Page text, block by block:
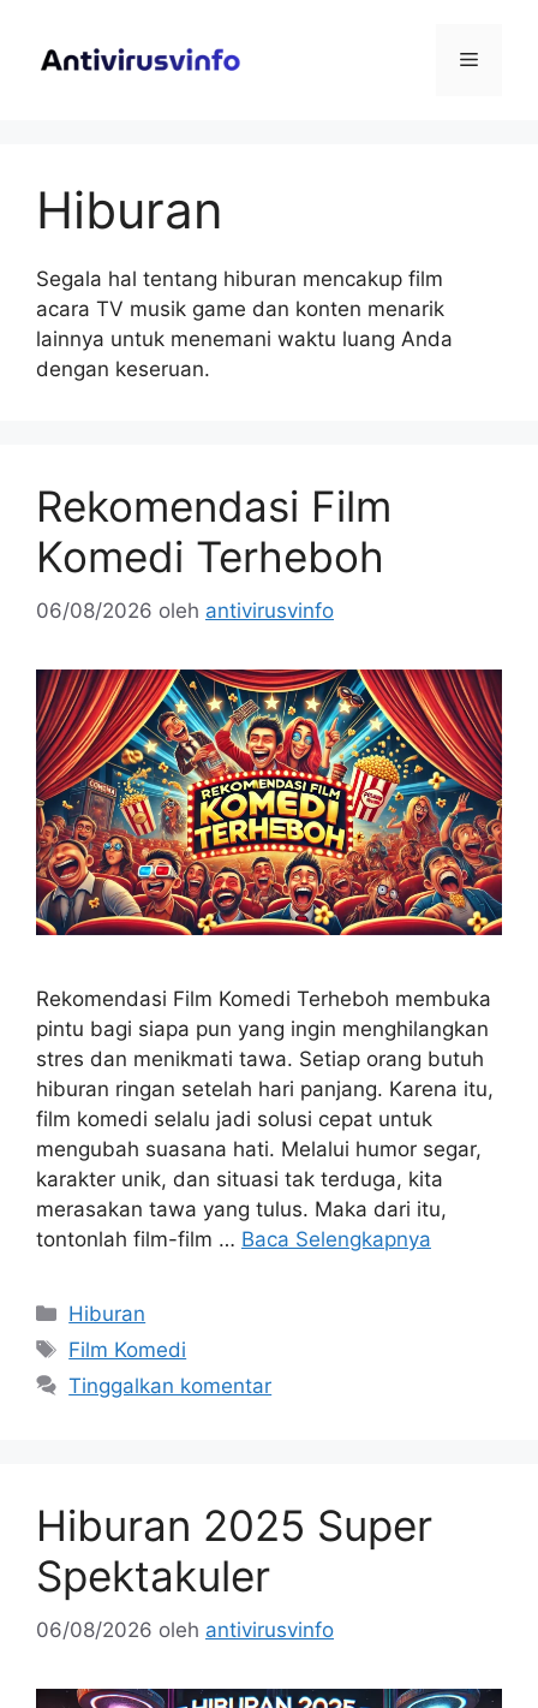
Menu
Hiburan
Segala hal tentang hiburan mencakup film
acara TV musik game dan konten menarik
lainnya untuk menemani waktu luang Anda
dengan keseruan.
Rekomendasi Film
Komedi Terheboh
06/08/2026 oleh antivirusvinfo
Rekomendasi Film Komedi Terheboh membuka
pintu bagi siapa pun yang ingin menghilangkan
stres dan menikmati tawa. Setiap orang butuh
hiburan ringan setelah hari panjang. Karena itu,
film komedi selalu jadi solusi cepat untuk
mengubah suasana hati. Melalui humor segar,
karakter unik, dan situasi tak terduga, kita
merasakan tawa yang tulus. Maka dari itu,
tontonlah film-film … Baca Selengkapnya
Kategori
Hiburan
Tag
Film Komedi
Tinggalkan komentar
Hiburan 2025 Super
Spektakuler
06/08/2026 oleh antivirusvinfo